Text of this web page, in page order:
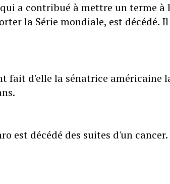
a contribué à mettre un terme à
la Série mondiale, est décédé. Il
fait d'elle la sénatrice américaine
est décédé des suites d'un